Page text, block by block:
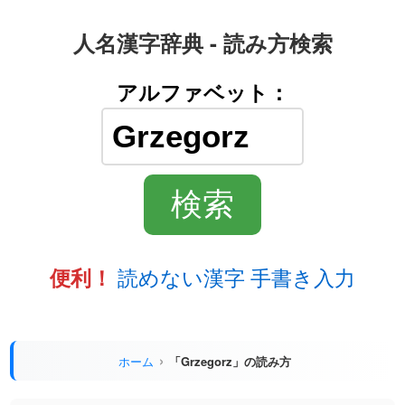
人名漢字辞典 - 読み方検索
アルファベット：
便利！ 読めない漢字 手書き入力
ホーム 「Grzegorz」の読み方